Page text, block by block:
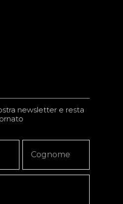
newsletter e resta